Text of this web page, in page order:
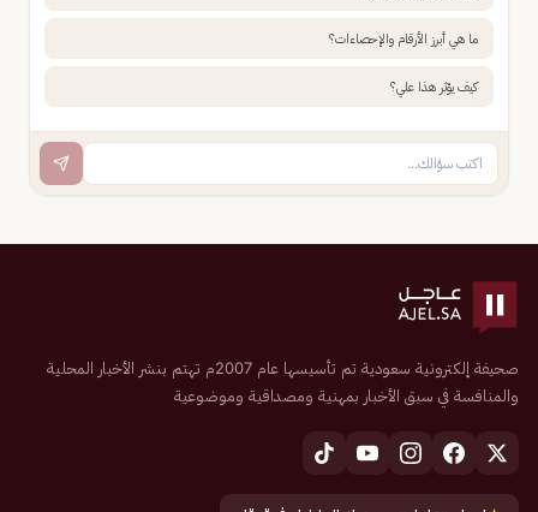
ما هي أبرز الأرقام والإحصاءات؟
كيف يؤثر هذا علي؟
صحيفة إلكترونية سعودية تم تأسيسها عام 2007م تهتم بنشر الأخبار المحلية
والمنافسة في سبق الأخبار بمهنية ومصداقية وموضوعية